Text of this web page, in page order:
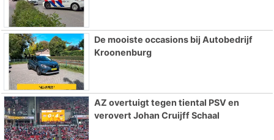
De mooiste occasions bij Autobedrijf
Kroonenburg
AZ overtuigt tegen tiental PSV en
verovert Johan Cruijff Schaal